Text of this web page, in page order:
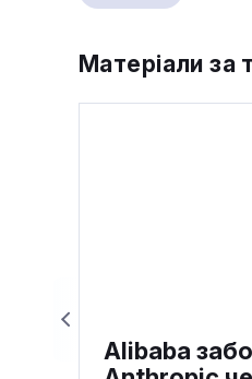
Матеріали за
Alibaba